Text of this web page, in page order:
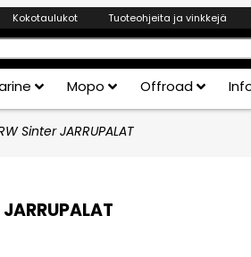
Kokotaulukot Tuoteohjeita ja vinkkejä
Mopo Offroad
Sinter JARRUPALAT